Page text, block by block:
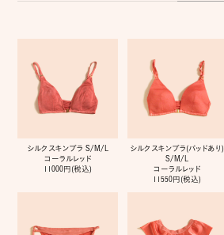
シルクスキンブラ S/M/L
コーラルレッド
11000円(税込)
シルクスキンブラ(パッドあり)
S/M/L
コーラルレッド
11550円(税込)